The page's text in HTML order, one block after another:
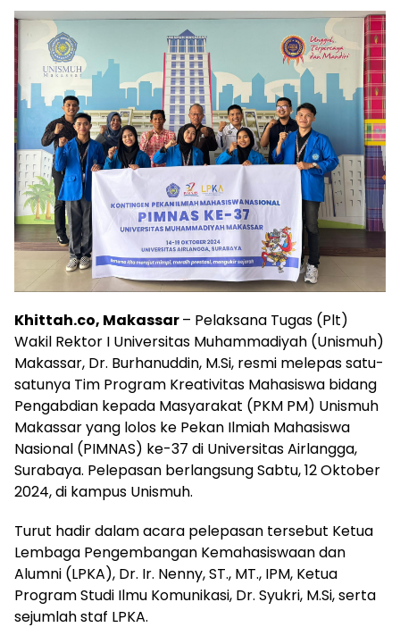
Khittah.co, Makassar– Pelaksana Tugas (Plt)
Wakil Rektor I Universitas Muhammadiyah (Unismuh)
Makassar, Dr. Burhanuddin, M.Si, resmi melepas satu-
satunya Tim Program Kreativitas Mahasiswa bidang
Pengabdian kepada Masyarakat (PKM PM) Unismuh
Makassar yang lolos ke Pekan Ilmiah Mahasiswa
Nasional (PIMNAS) ke-37 di Universitas Airlangga,
Surabaya. Pelepasan berlangsung Sabtu, 12 Oktober
2024, di kampus Unismuh.
Turut hadir dalam acara pelepasan tersebut Ketua
Lembaga Pengembangan Kemahasiswaan dan
Alumni (LPKA), Dr. Ir. Nenny, ST., MT., IPM, Ketua
Program Studi Ilmu Komunikasi, Dr. Syukri, M.Si, serta
sejumlah staf LPKA.